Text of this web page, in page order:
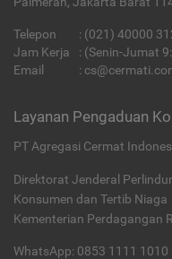
Telepon : (021) 40000
Jam Kerja
: (Senin-Jumat
Email
:
Layanan Pengaduan
PT Agregasi Cermat
Direktorat Jenderal
Konsumen dan Tertib Niaga
Kementerian Perdagangan
WhatsApp: 0853 1111 1010